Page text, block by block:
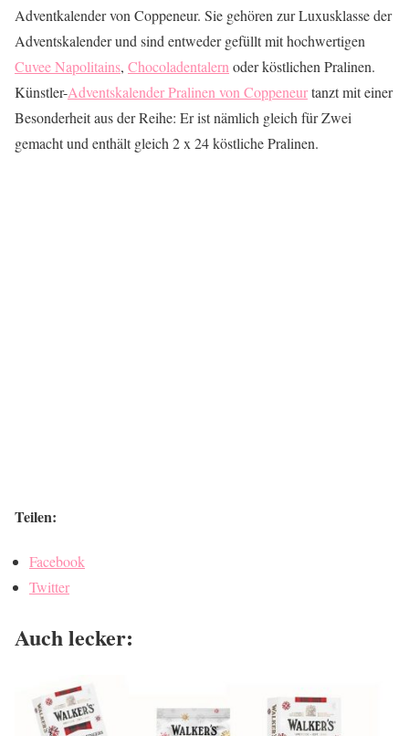
Adventkalender von Coppeneur. Sie gehören zur Luxusklasse der
Adventskalender und sind entweder gefüllt mit hochwertigen
Cuvee Napolitains, Chocoladentalern oder köstlichen Pralinen.
Künstler-Adventskalender Pralinen von Coppeneurtanzt mit einer
Besonderheit aus der Reihe: Er ist nämlich gleich für Zwei
gemacht und enthält gleich 2 x 24 köstliche Pralinen.
Teilen:
Facebook
Twitter
Auch lecker: